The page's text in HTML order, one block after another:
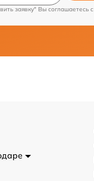
заявку" Вы соглашаетесь c